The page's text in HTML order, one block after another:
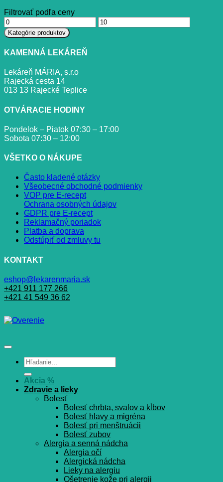
Filtrovať podľa ceny
Minimálna
cena
Maximálna
cena
Kategórie produktov
KAMENNÁ LEKÁREŇ
Lekáreň MÁRIA, s.r.o
Rajecká cesta 14
013 13 Rajecké Teplice
OTVÁRACIE HODINY
Pondelok – Piatok 07:30 – 17:00
Sobota 07:30 – 12:00
VŠETKO O NÁKUPE
Často kladené otázky
Všeobecné obchodné podmienky
VOP pre E-recept
Ochrana osobných údajov
GDPR pre E-recept
Reklamačný poriadok
Platba a doprava
Odstúpiť od zmluvy tu
KONTAKT
eshop@lekarenmaria.sk
+421 911 177 266
+421 41 549 36 62
Hľadať:
Akcia %
Zdravie a lieky
Bolesť
Bolesť chrbta, svalov a kĺbov
Bolesť hlavy a migréna
Bolesť pri menštruácii
Bolesť zubov
Alergia a senná nádcha
Alergia očí
Alergická nádcha
Lieky na alergiu
Ošetrenie kože pri alergii